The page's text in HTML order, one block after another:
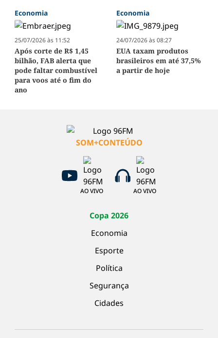
Economia
25/07/2026 às 11:52
Após corte de R$ 1,45
bilhão, FAB alerta que
pode faltar combustível
para voos até o fim do
ano
Economia
24/07/2026 às 08:27
EUA taxam produtos
brasileiros em até 37,5%
a partir de hoje
SOM+CONTEÚDO
AO VIVO AO VIVO
Copa 2026
Economia
Esporte
Política
Segurança
Cidades